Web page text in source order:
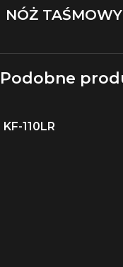
NÓŻ
Podobne
KF-110LR